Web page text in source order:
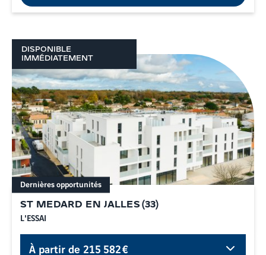
DISPONIBLE
IMMÉDIATEMENT
ST MEDARD EN JALLES(33)
L'ESSAI
Dernières opportunités
À partir de215 582 €